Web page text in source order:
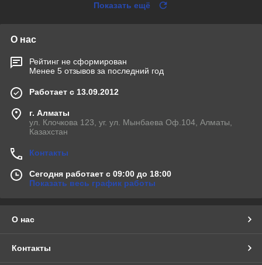
Показать ещё
О нас
Рейтинг не сформирован
Менее 5 отзывов за последний год
Работает с 13.09.2012
г. Алматы
ул. Клочкова 123, уг. ул. Мынбаева Оф.104, Алматы,
Казахстан
Контакты
Сегодня работает с 09:00 до 18:00
Показать весь график работы
О нас
Контакты